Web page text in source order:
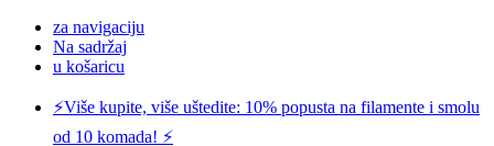
za navigaciju
Na sadržaj
u košaricu
⚡️Više kupite, više uštedite: 10% popusta na filamente i smolu
od 10 komada! ⚡️